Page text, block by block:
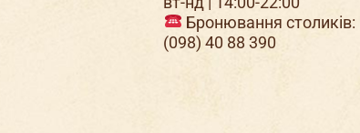
Бронювання столиків:
(098) 40 88 390